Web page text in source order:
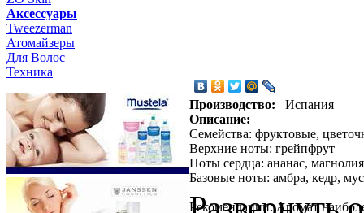
Aксессуары
Tweezerman
Атомайзеры
Для Волос
Техника
Производство:
Испания
Описание:
Семейства: фруктовые,
Верхние ноты: грейпфрут
Ноты сердца: ананас, магнолия
Базовые ноты: амбра, кедр,
Рекомендации: Аромат